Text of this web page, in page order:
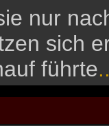
nur
sich
führte